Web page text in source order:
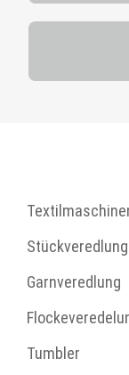
Stückveredlung
Garnveredlung
Tumbler